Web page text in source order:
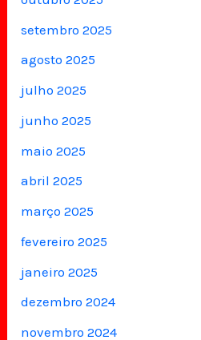
setembro 2025
agosto 2025
julho 2025
junho 2025
maio 2025
abril 2025
março 2025
fevereiro 2025
janeiro 2025
dezembro 2024
novembro 2024